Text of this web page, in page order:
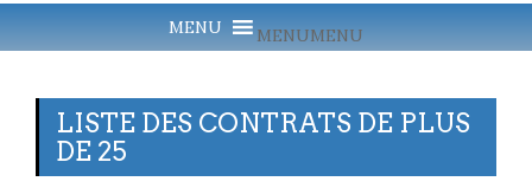
MENUMENU
LISTE DES CONTRATS DE PLUS
DE 25